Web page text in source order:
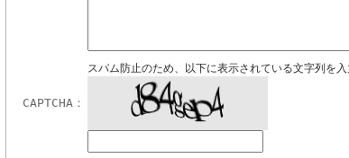
CAPTCHA：
スパム防止のため、以下に表示されている文字列を